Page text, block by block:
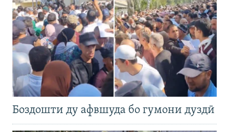
Боздошти ду афвшуда бо гумони дуздӣ